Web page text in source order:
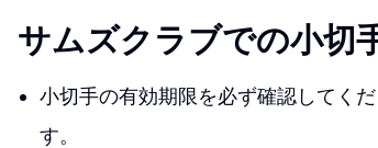
サムズクラブでの小切
小切手の有効期限を必ず確認してく
す。